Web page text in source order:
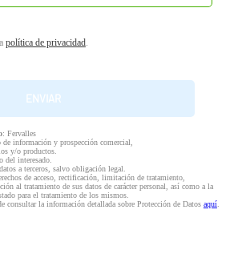
política de privacidad.
: Fervalles
información y prospección comercial,
y/o productos.
del interesado.
a terceros, salvo obligación legal.
de acceso, rectificación, limitación de tratamiento,
al tratamiento de sus datos de carácter personal, así como a la
para el tratamiento de los mismos.
consultar la información detallada sobre Protección de Datos aquí.